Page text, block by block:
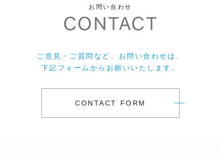
お問い合わせ
CONTACT
ご意見・ご質問など、お問い合わせは、
下記フォームからお願いいたします。
CONTACT FORM